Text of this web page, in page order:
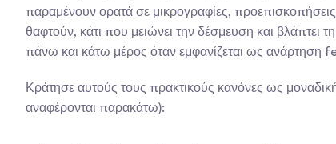
παραμένουν ορατά σε μικρογραφίες,
θαφτούν, κάτι που μειώνει την δέσμευση και βλάπτει
πάνω και κάτω μέρος όταν εμφανίζεται ως
Κράτησε αυτούς τους πρακτικούς κανόνες ως
αναφέρονται παρακάτω):